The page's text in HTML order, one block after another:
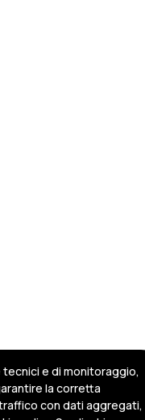
e di monitoraggio,
la corretta
con dati aggregati,